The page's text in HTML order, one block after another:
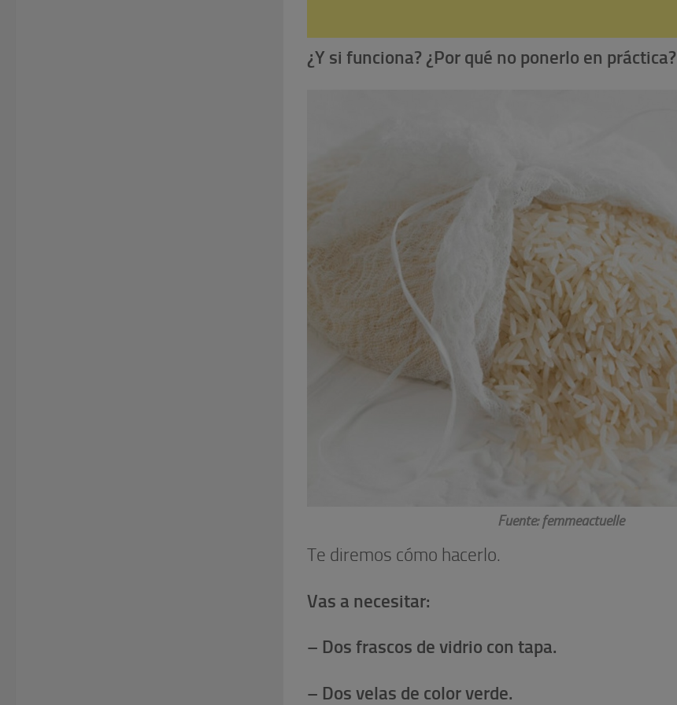
¿Y si funciona? ¿Por qué no ponerlo en práctica?
Fuente: femmeactuelle
Te diremos cómo hacerlo.
Vas a necesitar:
– Dos frascos de vidrio con tapa.
– Dos velas de color verde.